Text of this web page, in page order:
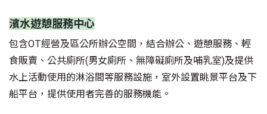
濱水遊憩服務中心
包含OT經營及區公所辦公空間，結合辦公、遊憩服務、輕
食販賣、公共廁所(男女廁所、無障礙廁所及哺乳室)及提供
水上活動使用的淋浴間等服務設施，室外設置眺景平台及下
船平台，提供使用者完善的服務機能 。